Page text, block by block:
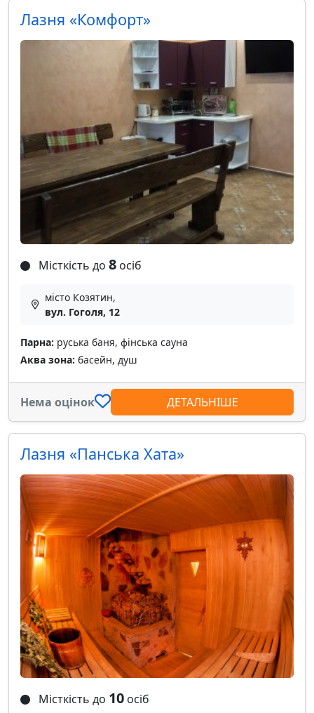
Лазня «Комфорт»
Місткість до 8 осіб
місто Козятин,
вул. Гоголя, 12
Парна: руська баня, фінська сауна
Аква зона: басейн, душ
Нема оцінок ДЕТАЛЬНІШЕ
Лазня «Панська Хата»
Місткість до 10 осіб